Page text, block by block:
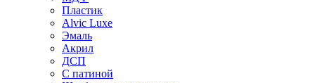
Пластик
Alvic Luxe
Эмаль
Акрил
ДСП
С патиной